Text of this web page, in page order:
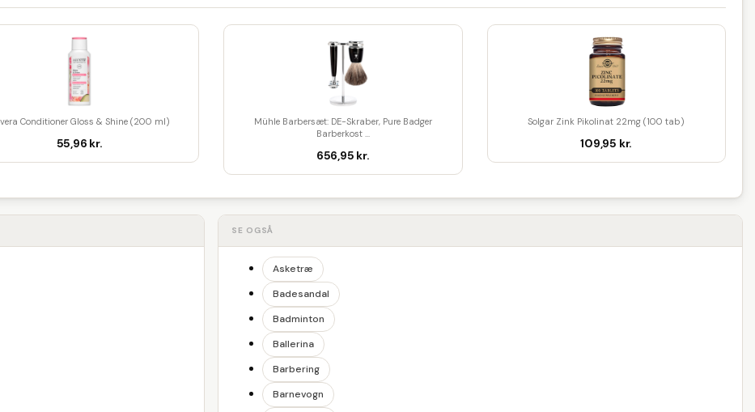
Conditioner Gloss & Shine (200 ml)
55,96 kr.
Mühle Barbersæt: DE-Skraber, Pure Badger
Barberkost ...
656,95 kr.
Solgar Zink Pikolinat 22mg (100 tab)
109,95 kr.
SE OGSÅ
Asketræ
Badesandal
Badminton
Ballerina
Barbering
Barnevogn